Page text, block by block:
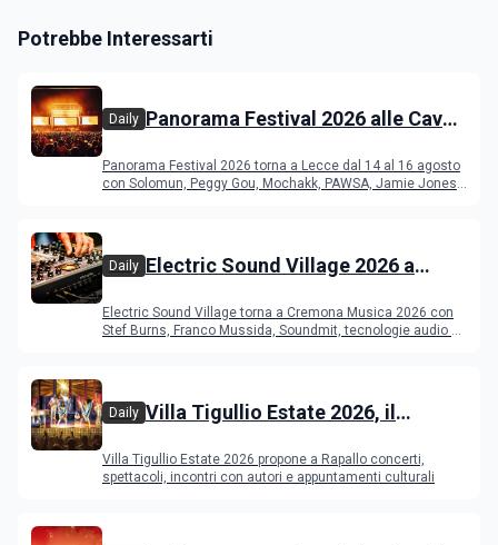
Potrebbe Interessarti
Daily Panorama Festival 2026 alle Cave
programma
Panorama Festival 2026 torna a Lecce dal 14 al 16 agosto
con Solomun, Peggy Gou, Mochakk, PAWSA, Jamie Jones
Daily Electric Sound Village 2026 a
Young Band Contest, il programma
Electric Sound Village torna a Cremona Musica 2026 con
Stef Burns, Franco Mussida, Soundmit, tecnologie audio e
Daily Villa Tigullio Estate 2026, il
Villa Tigullio Estate 2026 propone a Rapallo concerti,
spettacoli, incontri con autori e appuntamenti culturali